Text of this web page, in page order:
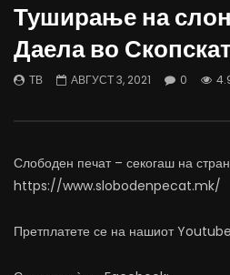
10:25
06.08.2026
0
0.9K 10 0
Туширање на
Даела во
ТВ АВГУСТ 3, 2021 0
Слободен печат – секогаш на
https://www.slobodenpecat.mk/
Претплатете се на нашиот